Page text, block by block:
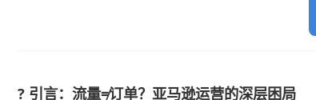
? ​ ​引言：流量≠订单？亚马逊运营的深层困局​